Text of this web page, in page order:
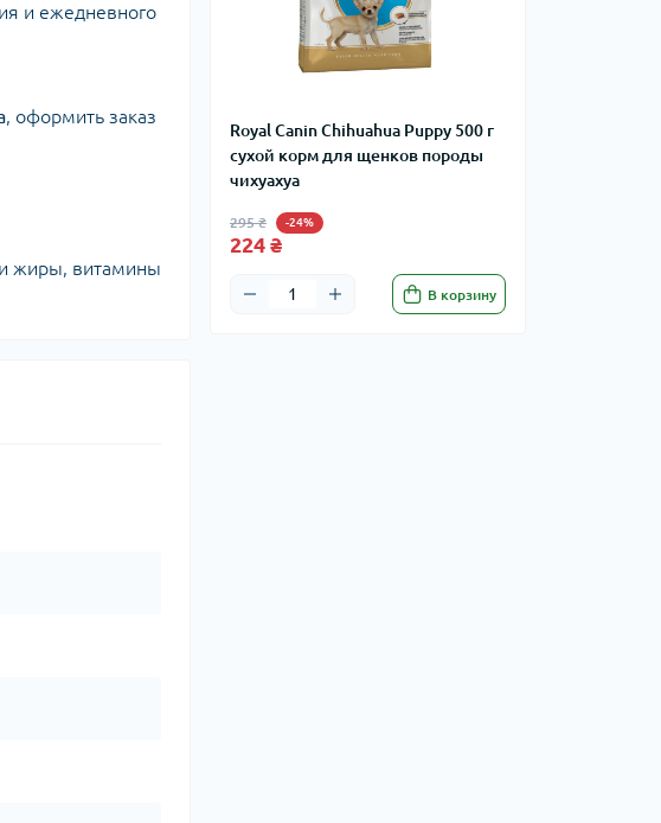
Royal Canin Chihuahua Puppy 500 г
сухой корм для щенков породы
чихуахуа
295 ₴ -24%
224 ₴
В корзину
и ежедневного
, оформить заказ
жиры, витамины